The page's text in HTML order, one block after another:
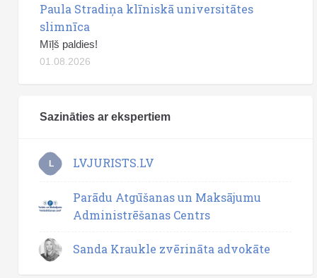
Paula Stradiņa klīniskā universitātes
slimnīca
Mīļš paldies!
01.08.2026
Sazināties ar ekspertiem
L LVJURISTS.LV
Parādu Atgūšanas un Maksājumu
Administrēšanas Centrs
Sanda Kraukle zvērināta advokāte